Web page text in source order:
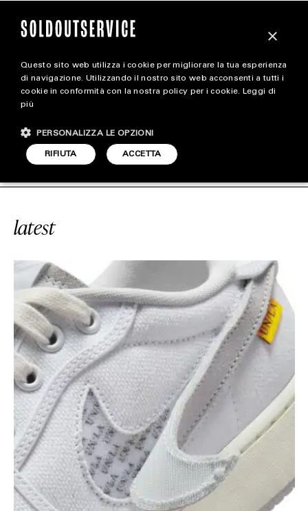
magazine
STYLE
FOOTWEAR
#UNION LA SOLDOUTSERVICE
latest
×
Questo sito web utilizza i cookie per migliorare la tua esperienza
di navigazione. Utilizzando il nostro sito web acconsenti a tutti i
cookie in conformità con la nostra policy per i cookie. Leggi di
più
ACCETTA
RIFIUTA
PERSONALIZZA LE OPZIONI